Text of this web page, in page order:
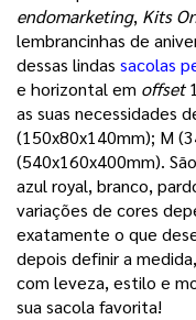
endomarketing, Kits
lembrancinhas de
dessas lindas sacolas
e horizontal em offset
as suas necessidades
(150x80x140mm); M
(540x160x400mm).
azul royal, branco,
variações de cores
exatamente o que
depois definir a
com leveza, estilo e
sua sacola favorita!